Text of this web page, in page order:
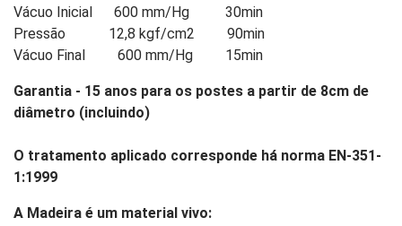
Vácuo Inicial 600 mm/Hg 30min
Pressão 12,8 kgf/cm2 90min
Vácuo Final 600 mm/Hg 15min
Garantia - 15 anos para os postes a partir de 8cm de
diâmetro (incluindo)
O tratamento aplicado corresponde há norma EN-351-
1:1999
A Madeira é um material vivo: